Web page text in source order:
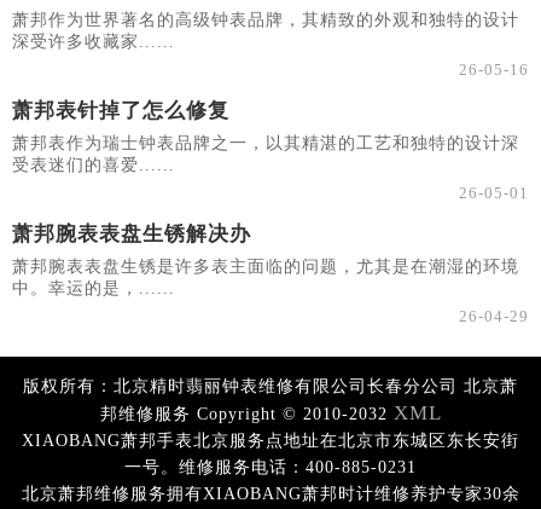
萧邦作为世界著名的高级钟表品牌，其精致的外观和独特的设计
深受许多收藏家......
26-05-16
萧邦表针掉了怎么修复
萧邦表作为瑞士钟表品牌之一，以其精湛的工艺和独特的设计深
受表迷们的喜爱......
26-05-01
萧邦腕表表盘生锈解决办
萧邦腕表表盘生锈是许多表主面临的问题，尤其是在潮湿的环境
中。幸运的是，......
26-04-29
版权所有：北京精时翡丽钟表维修有限公司长春分公司 北京萧
邦维修服务 Copyright © 2010-2032 XML
XIAOBANG萧邦手表北京服务点地址在北京市东城区东长安街
一号。维修服务电话：400-885-0231
北京萧邦维修服务拥有XIAOBANG萧邦时计维修养护专家30余